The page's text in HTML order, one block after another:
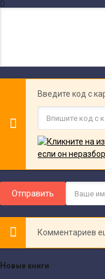
Введите код с
Отправить
Комментариев
Новые книги